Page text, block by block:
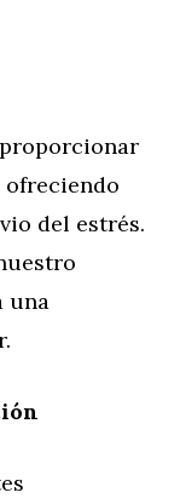
ofreciendo
del estrés.
una